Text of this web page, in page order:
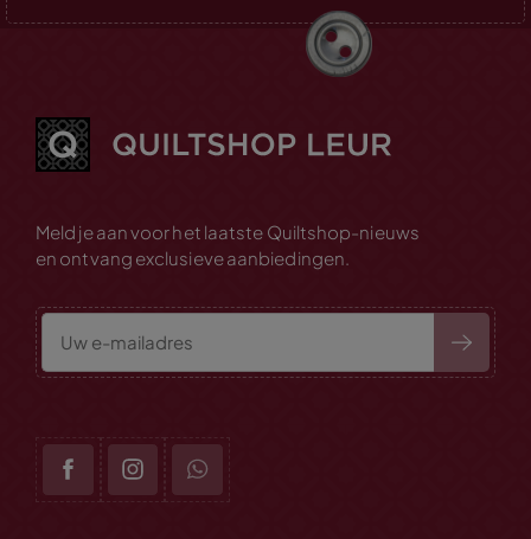
Meld je aan voor het laatste Quiltshop-nieuws
en ontvang exclusieve aanbiedingen.